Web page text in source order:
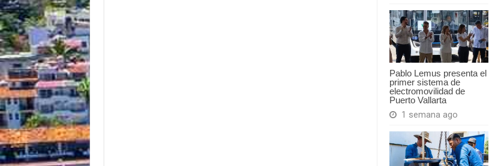
Pablo Lemus presenta el
primer sistema de
electromovilidad de
Puerto Vallarta
1 semana ago